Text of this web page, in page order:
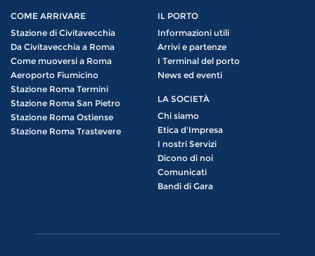
COME ARRIVARE
Stazione di Civitavecchia
Da Civitavecchia a Roma
Come muoversi a Roma
Aeroporto Fiumicino
Stazione Roma Termini
Stazione Roma San Pietro
Stazione Roma Ostiense
Stazione Roma Trastevere
IL PORTO
Informazioni utili
Arrivi e partenze
I Terminal del porto
News ed eventi
LA SOCIETÀ
Chi siamo
Etica d'Impresa
I nostri Servizi
Dicono di noi
Comunicati
Bandi di Gara